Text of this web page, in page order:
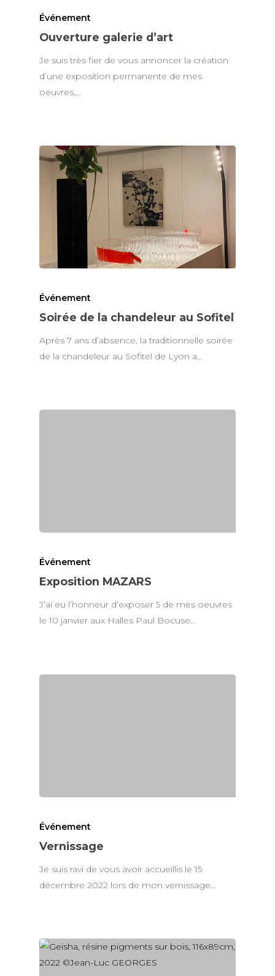
Événement
Ouverture galerie d’art
Je suis très fier de vous annoncer la création
d’une exposition permanente de mes
oeuvres,…
Événement
Soirée de la chandeleur au Sofitel
Après 7 ans d’absence, la traditionnelle soirée
de la chandeleur au Sofitel de Lyon a…
Événement
Exposition MAZARS
J’ai eu l’honneur d’exposer 5 de mes oeuvres
le 10 janvier aux Halles Paul Bocuse…
Événement
Vernissage
Je suis ravi de vous avoir accueillis le 15
décembre 2022 lors de mon vernissage…